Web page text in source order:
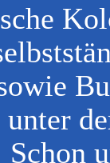
Schon